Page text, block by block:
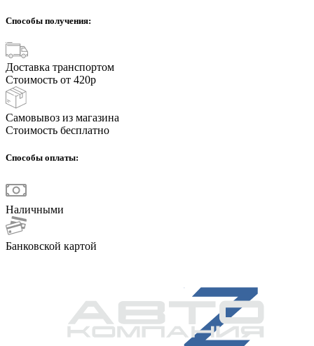
Способы получения:
Доставка транспортом
Стоимость от 420р
Самовывоз из магазина
Стоимость бесплатно
Способы оплаты:
Наличными
Банковской картой